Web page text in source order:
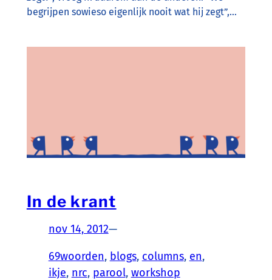
begrijpen sowieso eigenlijk nooit wat hij zegt”,…
In de krant
nov 14, 2012—
69woorden, blogs, columns, en ,
ikje, nrc, parool, workshop